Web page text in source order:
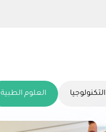
التكنولوجيا العلوم الطبية